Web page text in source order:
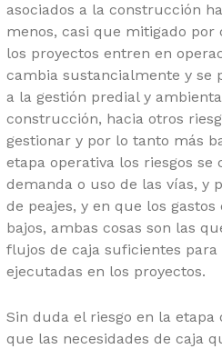
asociados a la construcción
menos, casi que mitigado por
los proyectos entren en
cambia sustancialmente y se
a la gestión predial y
construcción, hacia otros
gestionar y por lo tanto más
etapa operativa los riesgos se
demanda o uso de las vías, y
de peajes, y en que los
bajos, ambas cosas son las
flujos de caja suficientes para
ejecutadas en los proyectos.
Sin duda el riesgo en la etapa
que las necesidades de caja